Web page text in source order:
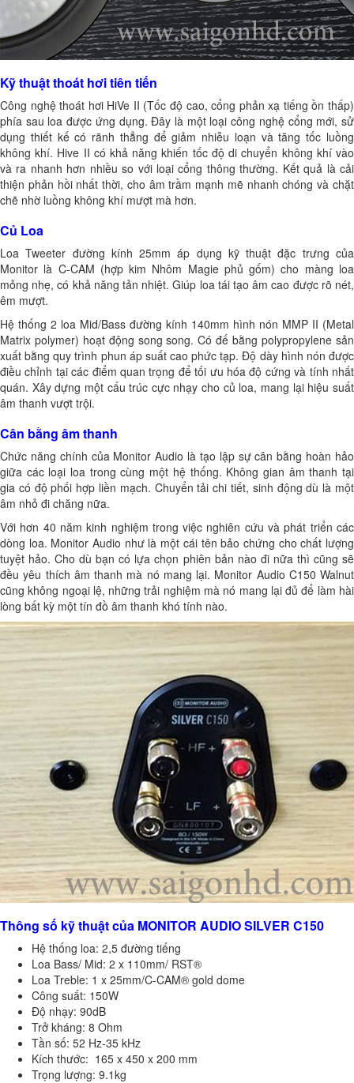
Kỹ thuật thoát hơi tiên tiến
Công nghệ thoát hơi HiVe II (Tốc độ cao, cổng phản xạ tiếng ồn thấp)
phía sau loa được ứng dụng. Đây là một loại công nghệ cổng mới, sử
dụng thiết kế có rãnh thẳng để giảm nhiễu loạn và tăng tốc luồng
không khí. Hive II có khả năng khiến tốc độ di chuyển không khí vào
và ra nhanh hơn nhiều so với loại cổng thông thường. Kết quả là cải
thiện phản hồi nhất thời, cho âm trầm mạnh mẽ nhanh chóng và chặt
chẽ nhờ luồng không khí mượt mà hơn.
Củ Loa
Loa Tweeter đường kính 25mm áp dụng kỹ thuật đặc trưng của
Monitor là C-CAM (hợp kim Nhôm Magie phủ gốm) cho màng loa
mỏng nhẹ, có khả năng tản nhiệt. Giúp loa tái tạo âm cao được rõ nét,
êm mượt.
Hệ thống 2 loa Mid/Bass đường kính 140mm hình nón MMP II (Metal
Matrix polymer) hoạt động song song. Có đế bằng polypropylene sản
xuất bằng quy trình phun áp suất cao phức tạp. Độ dày hình nón được
điều chỉnh tại các điểm quan trọng để tối ưu hóa độ cứng và tính nhất
quán. Xây dựng một cấu trúc cực nhạy cho củ loa, mang lại hiệu suất
âm thanh vượt trội.
Cân bằng âm thanh
Chức năng chính của Monitor Audio là tạo lập sự cân bằng hoàn hảo
giữa các loại loa trong cùng một hệ thống. Không gian âm thanh tại
gia có độ phối hợp liền mạch. Chuyển tải chi tiết, sinh động dù là một
âm nhỏ đi chăng nữa.
Với hơn 40 năm kinh nghiệm trong việc nghiên cứu và phát triển các
dòng loa. Monitor Audio như là một cái tên bảo chứng cho chất lượng
tuyệt hảo. Cho dù bạn có lựa chọn phiên bản nào đi nữa thì cũng sẽ
đều yêu thích âm thanh mà nó mang lại. Monitor Audio C150 Walnut
cũng không ngoại lệ, những trải nghiệm mà nó mang lại đủ để làm hài
lòng bất kỳ một tín đồ âm thanh khó tính nào.
Thông số kỹ thuật của MONITOR AUDIO SILVER C150
Hệ thống loa: 2,5 đường tiếng
Loa Bass/ Mid: 2 x 110mm/ RST®
Loa Treble: 1 x 25mm/C-CAM® gold dome
Công suất: 150W
Độ nhạy: 90dB
Trở kháng: 8 Ohm
Tần số: 52 Hz-35 kHz
Kích thước: 165 x 450 x 200 mm
Trọng lượng: 9.1kg